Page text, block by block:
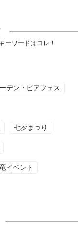
ーワードはコレ！
デン・ビアフェス
七夕まつり
イベント